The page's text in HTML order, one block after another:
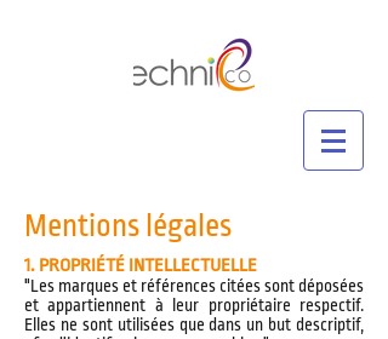
Mentions légales
1. PROPRIÉTÉ INTELLECTUELLE
"Les marques et références citées sont déposées
et appartiennent à leur propriétaire respectif.
Elles ne sont utilisées que dans un but descriptif,